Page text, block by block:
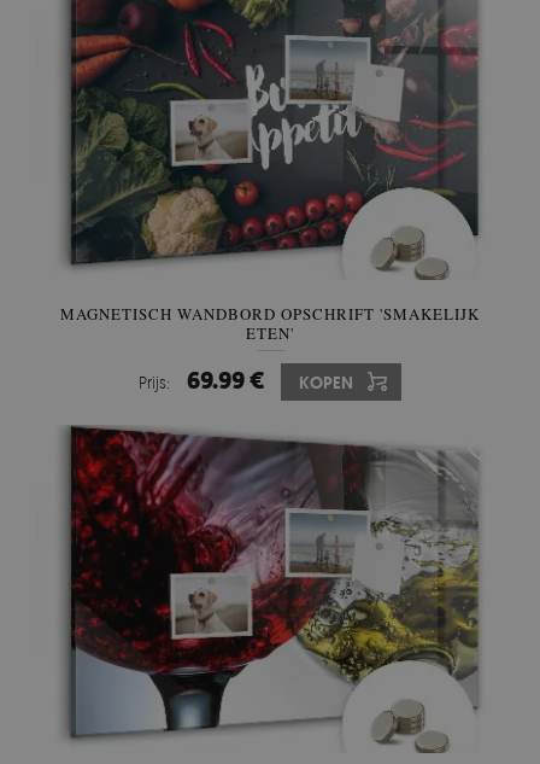
MAGNETISCH WANDBORD OPSCHRIFT 'SMAKELIJK
ETEN'
Prijs: 69.99 € KOPEN